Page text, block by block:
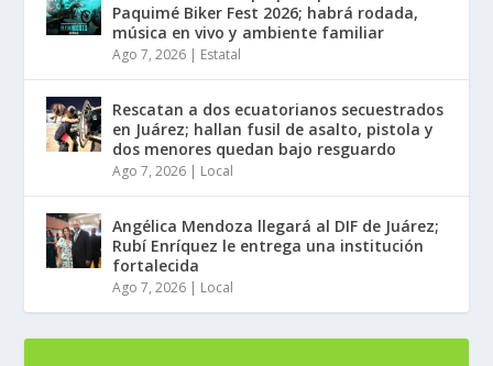
Paquimé Biker Fest 2026; habrá rodada,
música en vivo y ambiente familiar
Ago 7, 2026 | Estatal
Rescatan a dos ecuatorianos secuestrados
en Juárez; hallan fusil de asalto, pistola y
dos menores quedan bajo resguardo
Ago 7, 2026 | Local
Angélica Mendoza llegará al DIF de Juárez;
Rubí Enríquez le entrega una institución
fortalecida
Ago 7, 2026 | Local